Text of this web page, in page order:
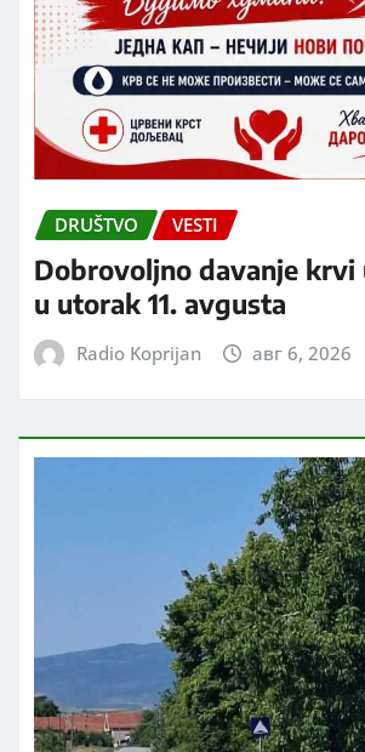
DRUŠTVO VESTI
Dobrovoljno davanje krvi
u utorak 11. avgusta
Radio Koprijan авг 6, 2026